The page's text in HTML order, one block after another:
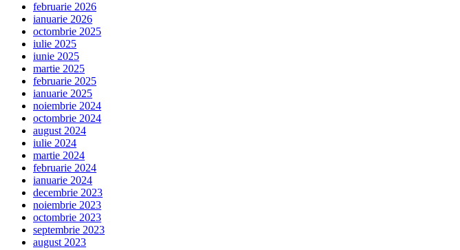
februarie 2026
ianuarie 2026
octombrie 2025
iulie 2025
iunie 2025
martie 2025
februarie 2025
ianuarie 2025
noiembrie 2024
octombrie 2024
august 2024
iulie 2024
martie 2024
februarie 2024
ianuarie 2024
decembrie 2023
noiembrie 2023
octombrie 2023
septembrie 2023
august 2023